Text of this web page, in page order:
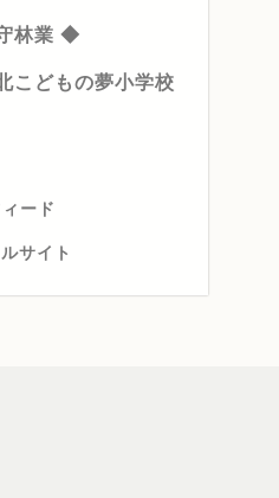
林業 ◆
こどもの夢小学校
ード
サイト